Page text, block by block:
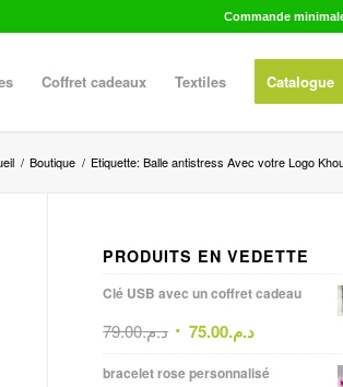
Commande
Coffret cadeaux Textiles Catalogue
/ Boutique / Etiquette: Balle antistress Avec votre Logo
PRODUITS EN VEDETTE
Clé USB avec un coffret cadeau
د.م.79.00 د.م.75.00
bracelet rose personnalisé